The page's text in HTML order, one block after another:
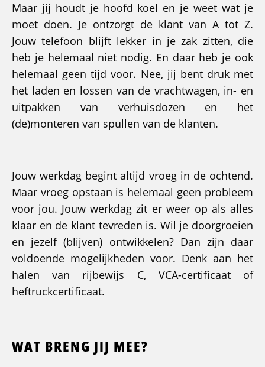
Maar jij houdt je hoofd koel en je weet wat je
moet doen. Je ontzorgt de klant van A tot Z.
Jouw telefoon blijft lekker in je zak zitten, die
heb je helemaal niet nodig. En daar heb je ook
helemaal geen tijd voor. Nee, jij bent druk met
het laden en lossen van de vrachtwagen, in- en
uitpakken van verhuisdozen en het
(de)monteren van spullen van de klanten.
Jouw werkdag begint altijd vroeg in de ochtend.
Maar vroeg opstaan is helemaal geen probleem
voor jou. Jouw werkdag zit er weer op als alles
klaar en de klant tevreden is. Wil je doorgroeien
en jezelf (blijven) ontwikkelen? Dan zijn daar
voldoende mogelijkheden voor. Denk aan het
halen van rijbewijs C, VCA-certificaat of
heftruckcertificaat.
WAT BRENG JIJ MEE?